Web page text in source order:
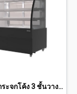
ตู้โชว์เค้กกระจกโค้ง 3 ชั้นวาง Premium Plus กว้าง 90 ซม. สีดำ 14.1 คิว SKK-0917Z